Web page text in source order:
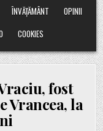
ÎNVĂȚĂMÂNT
OPINII
COOKIES
fost
Vrancea, la